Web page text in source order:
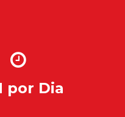
por Dia